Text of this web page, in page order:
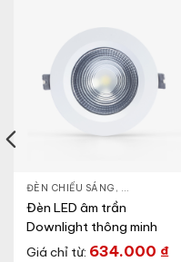
ĐÈN CHIẾU SÁNG , ĐÈN LED
Đèn LED âm trần
Downlight thông minh
Giá chỉ từ: 634.000 ₫
, THIẾT BỊ CHIẾU SÁNG